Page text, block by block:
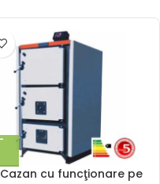
Cazan cu funcţionare pe